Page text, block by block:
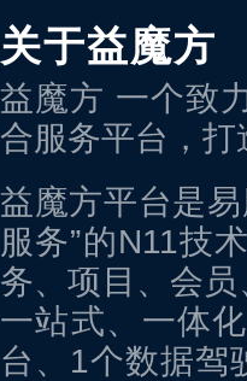
关于益魔方
益魔方 一个致
合服务平台，
益魔方平台是
服务”的N11技
务、项目、会
一站式、一体
台、1个数据驾